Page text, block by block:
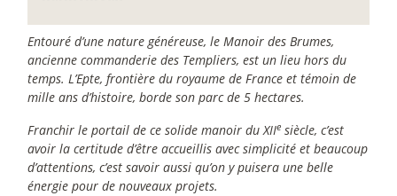
Entouré d’une nature généreuse, le Manoir des Brumes,
ancienne commanderie des Templiers, est un lieu hors du
temps. L’Epte, frontière du royaume de France et témoin de
mille ans d’histoire, borde son parc de 5 hectares.
Franchir le portail de ce solide manoir du XIIe siècle, c’est
avoir la certitude d’être accueillis avec simplicité et beaucoup
d’attentions, c’est savoir aussi qu’on y puisera une belle
énergie pour de nouveaux projets.